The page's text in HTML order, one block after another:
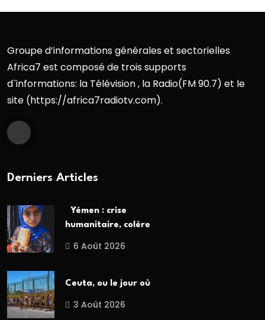
Groupe d’informations générales et sectorielles
Africa7 est composé de trois supports
d`informations: la Télévision , la Radio(FM 90.7) et le
site (https://africa7radiotv.com).
Derniers Articles
Yémen : crise
humanitaire, colère
6 Août 2026
Ceuta, ou le jour où
3 Août 2026